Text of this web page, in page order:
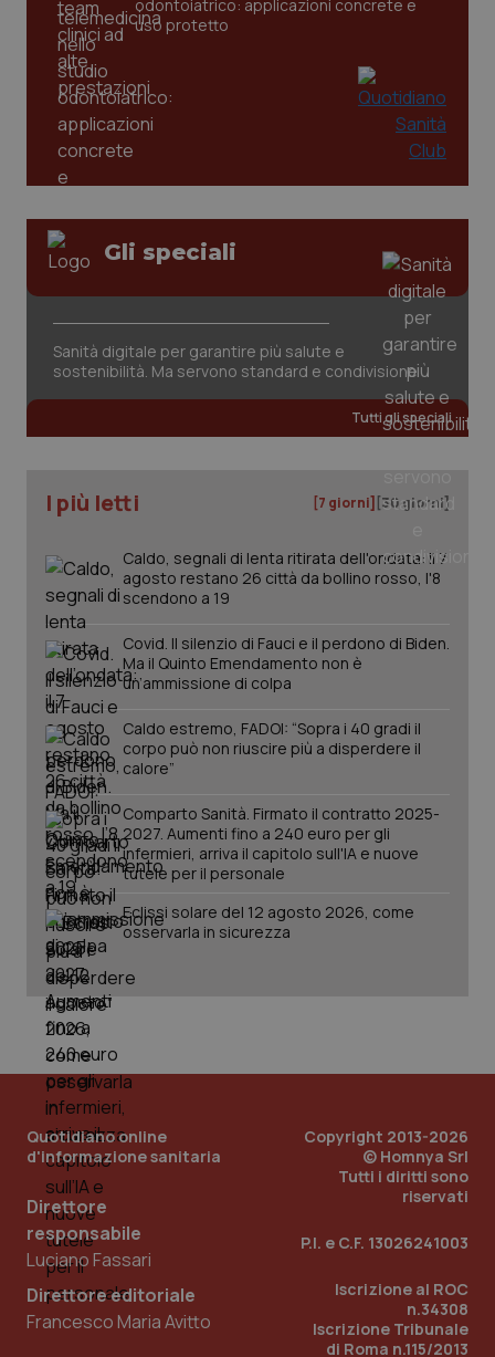
odontoiatrico: applicazioni concrete e
uso protetto
Gli speciali
Sanità digitale per garantire più salute e
sostenibilità. Ma servono standard e condivisione
Tutti gli speciali
I più letti [7 giorni] [30 giorni]
Caldo, segnali di lenta ritirata dell'ondata: il 7
agosto restano 26 città da bollino rosso, l'8
scendono a 19
Covid. Il silenzio di Fauci e il perdono di Biden.
Ma il Quinto Emendamento non è
un’ammissione di colpa
Caldo estremo, FADOI: “Sopra i 40 gradi il
corpo può non riuscire più a disperdere il
calore”
Comparto Sanità. Firmato il contratto 2025-
2027. Aumenti fino a 240 euro per gli
infermieri, arriva il capitolo sull'IA e nuove
tutele per il personale
Eclissi solare del 12 agosto 2026, come
osservarla in sicurezza
Quotidiano online
d'informazione sanitaria
Direttore
responsabile
Luciano Fassari
Direttore editoriale
Francesco Maria Avitto
Copyright 2013-2026
© Homnya Srl
Tutti i diritti sono
riservati
P.I. e C.F. 13026241003
Iscrizione al ROC
n.34308
Iscrizione Tribunale
di Roma n.115/2013
tracking-sites-ironfish-
session-id
www.quotidianosanita.it
PHPSESSID
.quotidianosanita.it
1
mese